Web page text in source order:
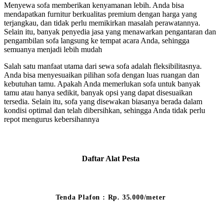
Menyewa sofa memberikan kenyamanan lebih. Anda bisa
mendapatkan furnitur berkualitas premium dengan harga yang
terjangkau, dan tidak perlu memikirkan masalah perawatannya.
Selain itu, banyak penyedia jasa yang menawarkan pengantaran dan
pengambilan sofa langsung ke tempat acara Anda, sehingga
semuanya menjadi lebih mudah
Salah satu manfaat utama dari sewa sofa adalah fleksibilitasnya.
Anda bisa menyesuaikan pilihan sofa dengan luas ruangan dan
kebutuhan tamu. Apakah Anda memerlukan sofa untuk banyak
tamu atau hanya sedikit, banyak opsi yang dapat disesuaikan
tersedia. Selain itu, sofa yang disewakan biasanya berada dalam
kondisi optimal dan telah dibersihkan, sehingga Anda tidak perlu
repot mengurus kebersihannya
Daftar Alat Pesta
Tenda Plafon : Rp. 35.000/meter